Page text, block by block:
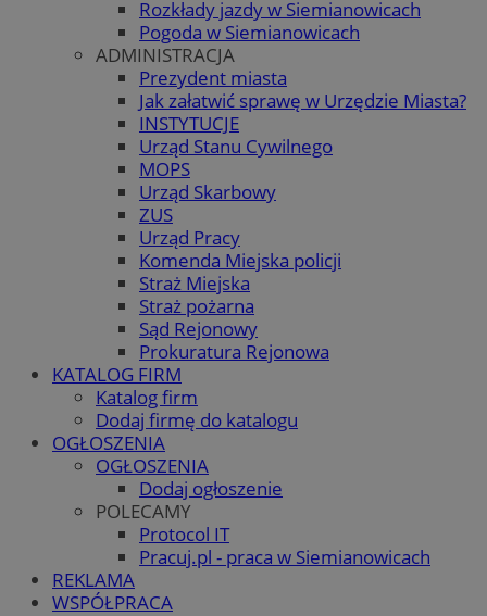
Rozkłady jazdy w Siemianowicach
Pogoda w Siemianowicach
ADMINISTRACJA
Prezydent miasta
Jak załatwić sprawę w Urzędzie Miasta?
INSTYTUCJE
Urząd Stanu Cywilnego
MOPS
Urząd Skarbowy
ZUS
Urząd Pracy
Komenda Miejska policji
Straż Miejska
Straż pożarna
Sąd Rejonowy
Prokuratura Rejonowa
KATALOG FIRM
Katalog firm
Dodaj firmę do katalogu
OGŁOSZENIA
OGŁOSZENIA
Dodaj ogłoszenie
POLECAMY
Protocol IT
Pracuj.pl - praca w Siemianowicach
REKLAMA
WSPÓŁPRACA